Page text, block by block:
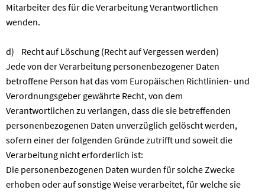
Mitarbeiter des für die Verarbeitung Verantwortlichen
wenden.
d) Recht auf Löschung (Recht auf Vergessen werden)
Jede von der Verarbeitung personenbezogener Daten
betroffene Person hat das vom Europäischen Richtlinien- und
Verordnungsgeber gewährte Recht, von dem
Verantwortlichen zu verlangen, dass die sie betreffenden
personenbezogenen Daten unverzüglich gelöscht werden,
sofern einer der folgenden Gründe zutrifft und soweit die
Verarbeitung nicht erforderlich ist:
Die personenbezogenen Daten wurden für solche Zwecke
erhoben oder auf sonstige Weise verarbeitet, für welche sie